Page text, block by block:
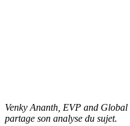
Venky Ananth, EVP and
partage son analyse du sujet.